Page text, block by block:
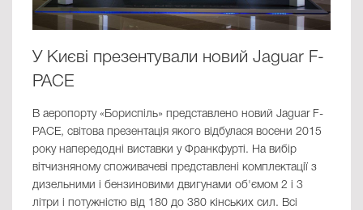
У Києві презентували новий Jaguar F-
PACE
В аеропорту «Бориспіль» представлено новий Jaguar F-
PACE, світова презентація якого відбулася восени 2015
року напередодні виставки у Франкфурті. На вибір
вітчизняному споживачеві представлені комплектації з
дизельними і бензиновими двигунами об'ємом 2 і 3
літри і потужністю від 180 до 380 кінських сил. Всі